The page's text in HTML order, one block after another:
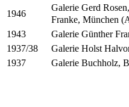
1946
Galerie Gerd
Franke, München
1943 Galerie Günther
1937/38 Galerie Holst
1937 Galerie Buchholz,